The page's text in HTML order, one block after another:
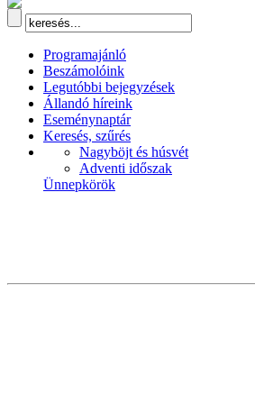
Programajánló
Beszámolóink
Legutóbbi bejegyzések
Állandó híreink
Eseménynaptár
Keresés, szűrés
Nagyböjt és húsvét
Adventi időszak
Ünnepkörök